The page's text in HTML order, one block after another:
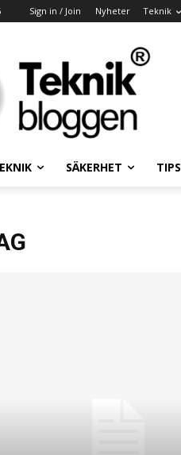
Sign in / Join Nyheter Teknik
SÄKERHET TIPS